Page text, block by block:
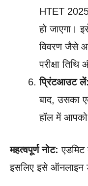
HTET 2025
हो जाएगा।
विवरण जैसे
परीक्षा
प्रिंटआउट लें:
बाद, उसका
हॉल में आपको
महत्वपूर्ण नोट: एडमिट
इसलिए इसे ऑनलाइन